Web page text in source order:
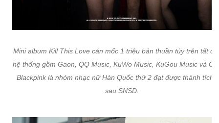
Mini album Kill This Love cán mốc 1 triệu bản thuần túy trên tất cả
hệ thống gồm Gaon, QQ Music, KuWo Music, KuGou Music và
Blackpink là nhóm nhạc nữ Hàn Quốc thứ 2 đạt được thành tích
sau SNSD.